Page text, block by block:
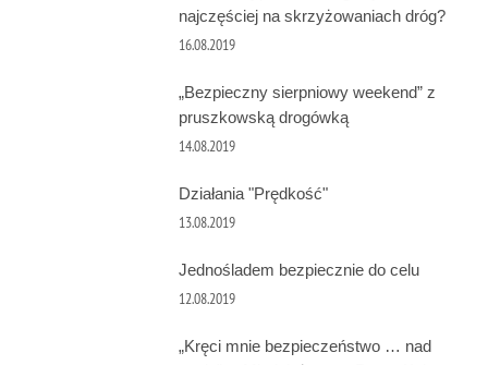
najczęściej na skrzyżowaniach dróg?
16.08.2019
„Bezpieczny sierpniowy weekend” z
pruszkowską drogówką
14.08.2019
Działania "Prędkość"
13.08.2019
Jednośladem bezpiecznie do celu
12.08.2019
„Kręci mnie bezpieczeństwo … nad